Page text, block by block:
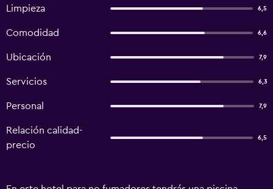
Limpieza 6,5
Comodidad 6,6
Ubicación 7,9
Servicios 6,3
Personal 7,9
Relación calidad-
precio
6,5